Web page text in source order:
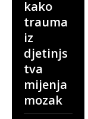
kako
trauma
iz
djetinjs
tva
mijenja
mozak